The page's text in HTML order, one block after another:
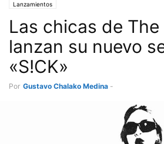
Lanzamientos
Las chicas de The
lanzan su nuevo
«S!CK»
Por Gustavo Chalako Medina -